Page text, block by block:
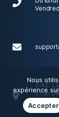
Z.A.E.
5 rue
34830
Nous
expérience
Accepter